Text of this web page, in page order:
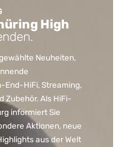
High
Neuheiten,
End-HiFi, Streaming,
Zubehör. Als HiFi-
informiert Sie
Aktionen, neue
aus der Welt